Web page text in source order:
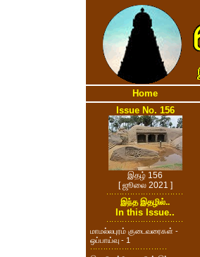
Home
Issue No. 156
இதழ் 156
[ ஜூலை 2021 ]
இந்த இதழில்..
In this Issue..
மாமல்லபுரம் குடைவரைகள் -
ஒப்பாய்வு - 1